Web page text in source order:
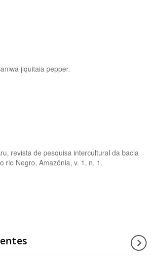
jiquitaia pepper.
revista de pesquisa intercultural da bacia
rio Negro, Amazônia, v. 1, n. 1.